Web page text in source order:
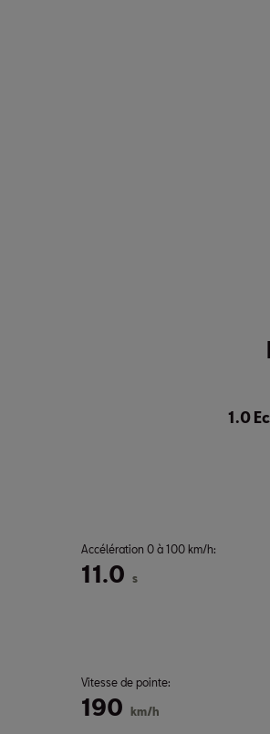
1.0
Accélération 0 à 100 km/h:
11.0 s
Vitesse de pointe:
190 km/h